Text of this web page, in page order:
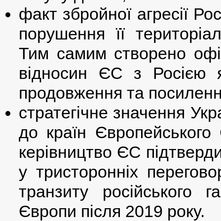
факт збройної агресії
порушення її
Тим самим створено
відносин ЄС з Росією
продовження та
стратегічне значення
до країн
керівництво ЄС
у тристоронніх
транзиту російського
Європи після 2019 року.